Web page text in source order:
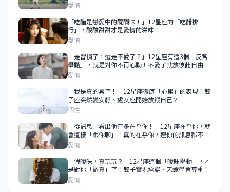
愛情
「吃醋是戀愛中的醍醐味！」12星座的「吃醋排
行」，酸酸甜甜才是愛情的滋味！
愛情
「是習慣了，還是不愛了？」12星座有這3個「反常
舉動」，就是對你不再心動！不愛了就放彼此自由
吧！
愛情
「我是真的累了！」12星座徹底「心累」的表現！雙
子座突然變安靜、處女座開始放縱自己？
個性
「從訊息中看出他有多在乎你！」12星座在乎你，就
會這樣「跟你聊」！真的在乎你，連你的訊息都不會
敷衍！
愛情
「假曖昧，真玩玩？」12星座這個「曖昧舉動」，才
是對你「認真」了！雙子實現承諾、天蠍學會尊重！
愛情